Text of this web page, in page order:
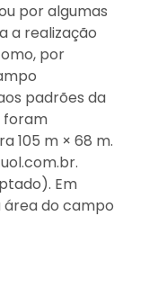
por algumas
a realização
por
padrões da
foram
105 m × 68 m.
Em
do campo